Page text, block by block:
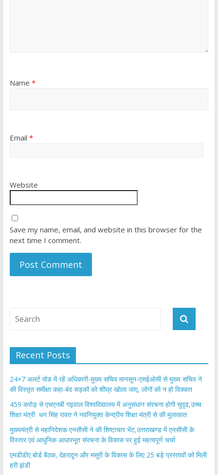
Name *
Email *
Website
Save my name, email, and website in this browser for the
next time I comment.
Recent Posts
24×7 अलर्ट मोड में रहें अधिकारी-मुख्य सचिव मानसून-एसईओसी से मुख्य सचिव ने
की विस्तृत समीक्षा कहा-बंद सड़कों को शीघ्र खोला जाए, लोगों को न हो दिक्कत
459 करोड़ से एचएनबी गढ़वाल विश्वविद्यालय में अनुसंधान संरचना होगी सुदृढ,उच्च
शिक्षा मंत्री धन सिंह रावत ने नवनियुक्त केन्द्रीय शिक्षा मंत्री से की मुलाकात
मुख्यमंत्री से महानिदेशक एनसीसी ने की शिष्टाचार भेंट,उत्तराखण्ड में एनसीसी के
विस्तार एवं आधुनिक आधारभूत संरचना के विकास पर हुई महत्वपूर्ण चर्चा
एमडीडीए बोर्ड बैठक, देहरादून और मसूरी के विकास के लिए 25 बड़े प्रस्तावों को मिली
हरी झंडी